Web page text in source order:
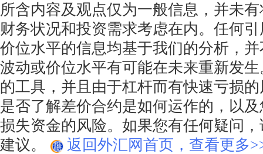
所含内容及观点仅为一般信息，并未
财务状况和投资需求考虑在内。任何
价位水平的信息均基于我们的分析，
波动或价位水平有可能在未来重新发
的工具，并且由于杠杆而有快速亏损
是否了解差价合约是如何运作的，以
损失资金的风险。如果您有任何疑问
建议。
返回外汇网首页，查看更多